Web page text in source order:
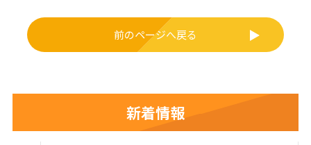
前のページへ戻る
新着情報